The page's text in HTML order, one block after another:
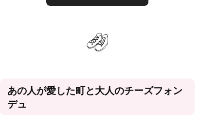
あの人が愛した町と大人のチーズフォン
デュ